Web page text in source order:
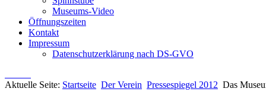
Museums-Video
Öffnungszeiten
Kontakt
Impressum
Datenschutzerklärung nach DS-GVO
Aktuelle Seite: Startseite Der Verein Pressespiegel 2012 Das